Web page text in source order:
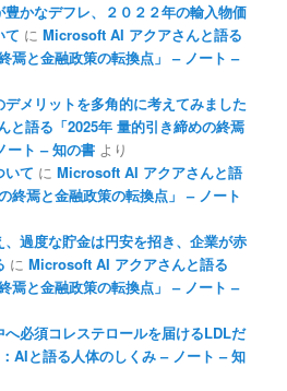
かなデフレ、２０２２年の輸入物価
て にMicrosoft AI アクアさんと語る
焉と金融政策の転換点」 – ノート –
メリットを多角的に考えてみました
語る「2025年 量的引き締めの終焉
ート – 知の書 より
いて にMicrosoft AI アクアさんと語
終焉と金融政策の転換点」 – ノート
過度な貯金は円安を招き、企業が赤
にMicrosoft AI アクアさんと語る
焉と金融政策の転換点」 – ノート –
必須コレステロールを届けるLDLだ
AIと語る人体のしくみ – ノート – 知